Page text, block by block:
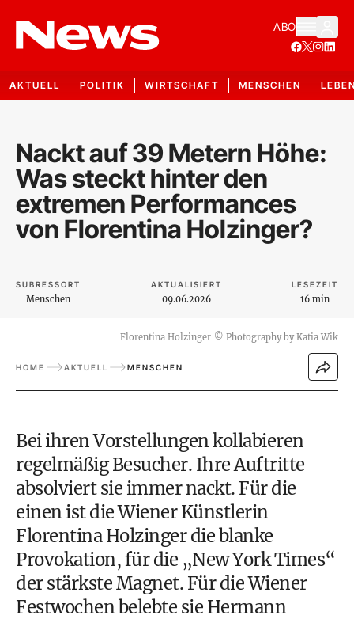
ABO
AKTUELL POLITIK WIRTSCHAFT MENSCHEN
Nackt auf 39 Metern Höhe:
Was steckt hinter den
extremen Performances
von Florentina Holzinger?
SUBRESSORT
Menschen
AKTUALISIERT
09.06.2026
LESEZEIT
16 min
Florentina Holzinger © Photography by Katia Wik
HOME AKTUELL MENSCHEN
Bei ihren Vorstellungen kollabieren
regelmäßig Besucher. Ihre Auftritte
absolviert sie immer nackt. Für die
einen ist die Wiener Künstlerin
Florentina Holzinger die blanke
Provokation, für die „New York Times“
der stärkste Magnet. Für die Wiener
Festwochen belebte sie Hermann